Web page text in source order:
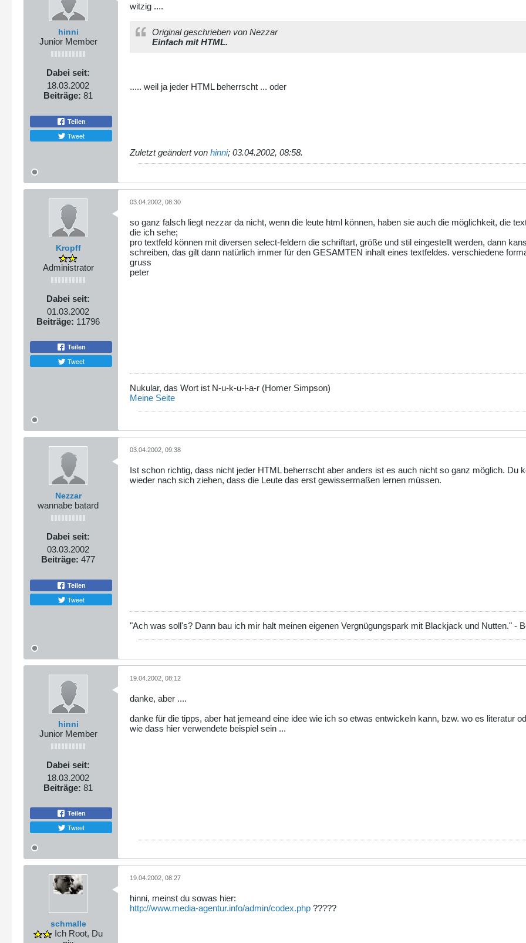
hinni
Junior Member
Dabei seit:
18.03.2002
Beiträge: 81
Teilen
Tweet
witzig ....
Original geschrieben von Nezzar
Einfach mit HTML.
..... weil ja jeder HTML beherrscht ... oder
Zuletzt geändert von hinni; 03.04.2002, 08:58.
Kropff
Administrator
Dabei seit:
01.03.2002
Beiträge: 11796
Teilen
Tweet
03.04.2002, 08:30
so ganz falsch liegt nezzar da nicht, wenn die leute html können, haben sie auch die möglichkeit, die
die ich sehe;
pro textfeld können mit diversen select-feldern die schriftart, größe und stil eingestellt werden, dann
schreiben, das gilt dann natürlich immer für den GESAMTEN inhalt eines textfeldes. verschiedene
gruss
peter
Nukular, das Wort ist N-u-k-u-l-a-r (Homer Simpson)
Meine Seite
Nezzar
wannabe batard
Dabei seit:
03.03.2002
Beiträge: 477
Teilen
Tweet
03.04.2002, 09:38
Ist schon richtig, dass nicht jeder HTML beherrscht aber anders ist es auch nicht so ganz möglich. Du
wieder nach sich ziehen, dass die Leute das erst gewissermaßen lernen müssen.
"Ach was soll's? Dann bau ich mir halt meinen eigenen Vergnügungspark mit Blackjack und Nutten." -
hinni
Junior Member
Dabei seit:
18.03.2002
Beiträge: 81
Teilen
Tweet
19.04.2002, 08:12
danke, aber ....
danke für die tipps, aber hat jemeand eine idee wie ich so etwas entwickeln kann, bzw. wo es literatur
wie dass hier verwendete beispiel sein ...
schmalle
Ich Root, Du
19.04.2002, 08:27
hinni, meinst du sowas hier:
http://www.media-agentur.info/admin/codex.php ?????